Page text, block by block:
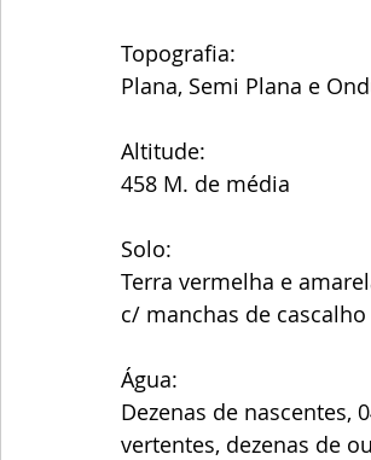
Topografia:
Plana, Semi Plana e
Altitude:
458 M. de média
Solo:
Terra vermelha e
c/ manchas de
Água:
Dezenas de nascentes,
vertentes, dezenas de